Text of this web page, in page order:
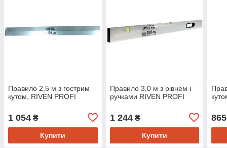
Правило 2,5 м з гострим
кутом, RIVEN PROFI
1 054 ₴
Купити
Правило 3,0 м з рівнем і
ручками RIVEN PROFI
1 244₴
Купити
865